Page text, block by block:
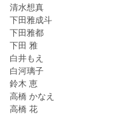
清水想真
下田雅成斗
下田雅都
下田 雅
白井もえ
白河璃子
鈴木 恵
高橋 かなえ
高橋 花